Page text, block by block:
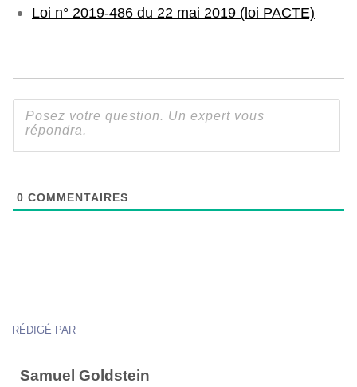
Loi n° 2019-486 du 22 mai 2019 (loi PACTE)
0 COMMENTAIRES
RÉDIGÉ PAR
Samuel Goldstein